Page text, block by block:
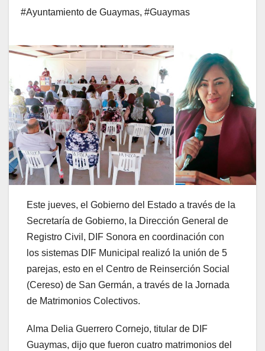
#Ayuntamiento de Guaymas, #Guaymas
Este jueves, el Gobierno del Estado a través de la
Secretaría de Gobierno, la Dirección General de
Registro Civil, DIF Sonora en coordinación con
los sistemas DIF Municipal realizó la unión de 5
parejas, esto en el Centro de Reinserción Social
(Cereso) de San Germán, a través de la Jornada
de Matrimonios Colectivos.
Alma Delia Guerrero Cornejo, titular de DIF
Guaymas, dijo que fueron cuatro matrimonios del